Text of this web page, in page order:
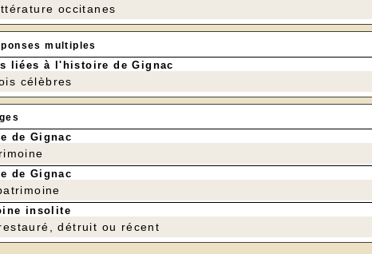
occitanes
multiples
liées à l'histoire de Gignac
célèbres
de Gignac
de Gignac
insolite
détruit ou récent